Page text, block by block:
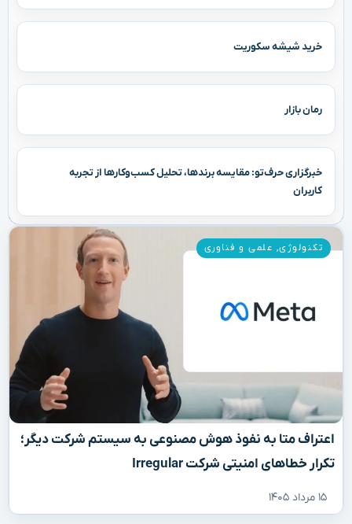
خرید شیشه سکوریت
رمان بازار
خبرگزاری حرف‌تو: مقایسه برندها، تحلیل کسب‌وکارها از تجربه
کاربران
اعتراف متا به نفوذ هوش مصنوعی به سیستم شرکت دیگر؛
تکرار خطاهای امنیتی شرکت Irregular
۱۵ مرداد ۱۴۰۵
تکنولوژی, علمی و فناوری